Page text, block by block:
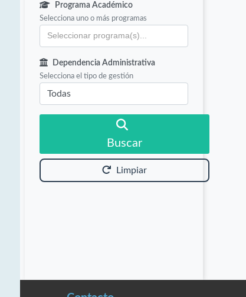
Programa Académico
Selecciona uno o más programas
Dependencia Administrativa
Selecciona el tipo de gestión
Buscar
Limpiar